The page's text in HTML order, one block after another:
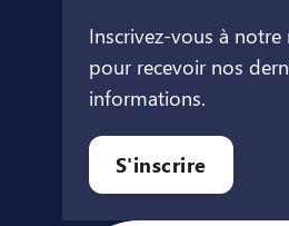
onglet
Inscrivez-vous à notre
pour recevoir nos
informations.
S'inscrire